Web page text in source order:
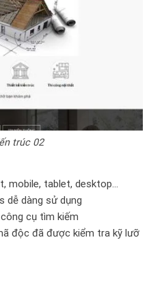
trúc 02
mobile, tablet, desktop…
dễ dàng sử dụng
cụ tìm kiếm
độc đã được kiểm tra kỹ lưỡ